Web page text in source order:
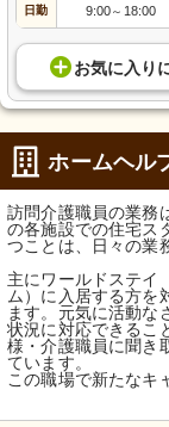
日勤 9:00～ 18:00
お気に入り
ホームヘル
訪問介護職員の業務
の各施設での住宅ス
つことは、日々の業
主にワールドステイ
ム）に入居する方を
ます。元気に活動な
状況に対応できるこ
様・介護職員に聞き
ています。
この職場で新たなキ